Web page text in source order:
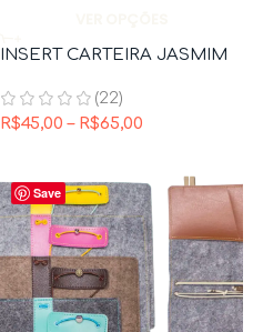
INSERT CARTEIRA JASMIM
(22)
R$45,00 – R$65,00
Save